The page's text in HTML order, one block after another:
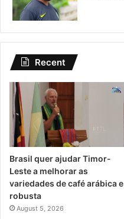
Recent
Brasil quer ajudar Timor-
Leste a melhorar as
variedades de café arábica e
robusta
August 5, 2026